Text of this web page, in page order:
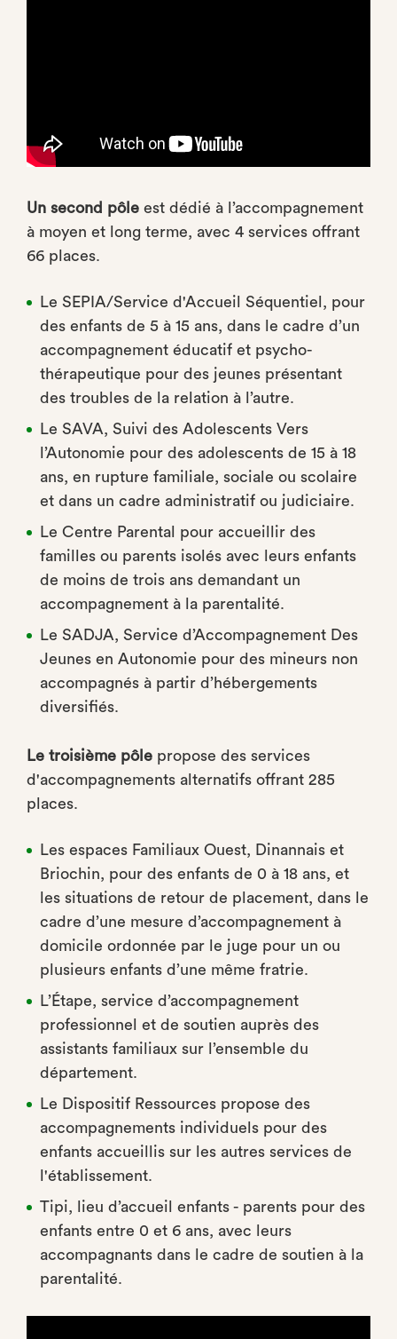
Un second pôle est dédié à l’accompagnement
à moyen et long terme, avec 4 services oﬀrant
66 places.
Le SEPIA/Service d'Accueil Séquentiel, pour
des enfants de 5 à 15 ans, dans le cadre d’un
accompagnement éducatif et psycho-
thérapeutique pour des jeunes présentant
des troubles de la relation à l’autre.
Le SAVA, Suivi des Adolescents Vers
l’Autonomie pour des adolescents de 15 à 18
ans, en rupture familiale, sociale ou scolaire
et dans un cadre administratif ou judiciaire.
Le Centre Parental pour accueillir des
familles ou parents isolés avec leurs enfants
de moins de trois ans demandant un
accompagnement à la parentalité.
Le SADJA, Service d’Accompagnement Des
Jeunes en Autonomie pour des mineurs non
accompagnés à partir d’hébergements
diversiﬁés.
Le troisième pôle propose des services
d'accompagnements alternatifs oﬀrant 285
places.
Les espaces Familiaux Ouest, Dinannais et
Briochin, pour des enfants de 0 à 18 ans, et
les situations de retour de placement, dans le
cadre d’une mesure d’accompagnement à
domicile ordonnée par le juge pour un ou
plusieurs enfants d’une même fratrie.
L’Étape, service d’accompagnement
professionnel et de soutien auprès des
assistants familiaux sur l’ensemble du
département.
Le Dispositif Ressources propose des
accompagnements individuels pour des
enfants accueillis sur les autres services de
l'établissement.
Tipi, lieu d’accueil enfants - parents pour des
enfants entre 0 et 6 ans, avec leurs
accompagnants dans le cadre de soutien à la
parentalité.